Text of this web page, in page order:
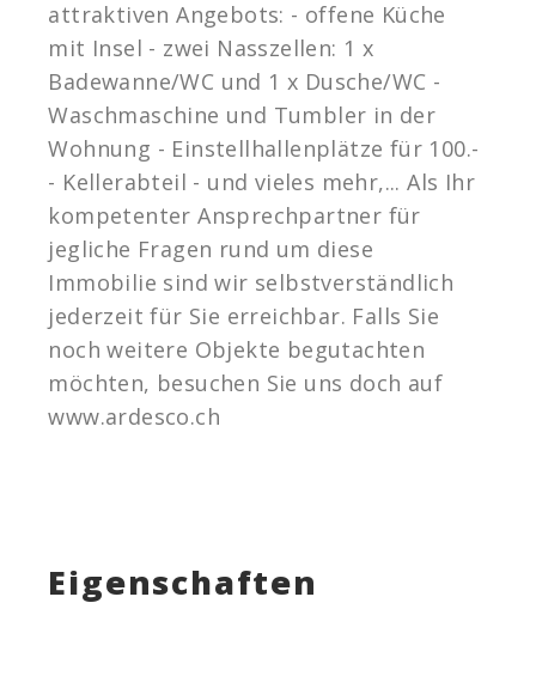
attraktiven Angebots: - offene Küche
mit Insel - zwei Nasszellen: 1 x
Badewanne/WC und 1 x Dusche/WC -
Waschmaschine und Tumbler in der
Wohnung - Einstellhallenplätze für 100.-
- Kellerabteil - und vieles mehr,... Als Ihr
kompetenter Ansprechpartner für
jegliche Fragen rund um diese
Immobilie sind wir selbstverständlich
jederzeit für Sie erreichbar. Falls Sie
noch weitere Objekte begutachten
möchten, besuchen Sie uns doch auf
www.ardesco.ch
Eigenschaften